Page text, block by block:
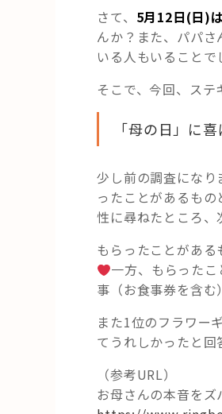
さて、 5月12日(日)は
んか？また、パパ
いる人もいることで
そこで、今回、ス
「母の日」に
少し前の調査にな
ったことがあるも
性に尋ねたところ、
もらったことがあ
一方、もらった
事（お食事券を含
また1位のフラワー
てうれしかったと回
（参考URL）
お母さんの本音を